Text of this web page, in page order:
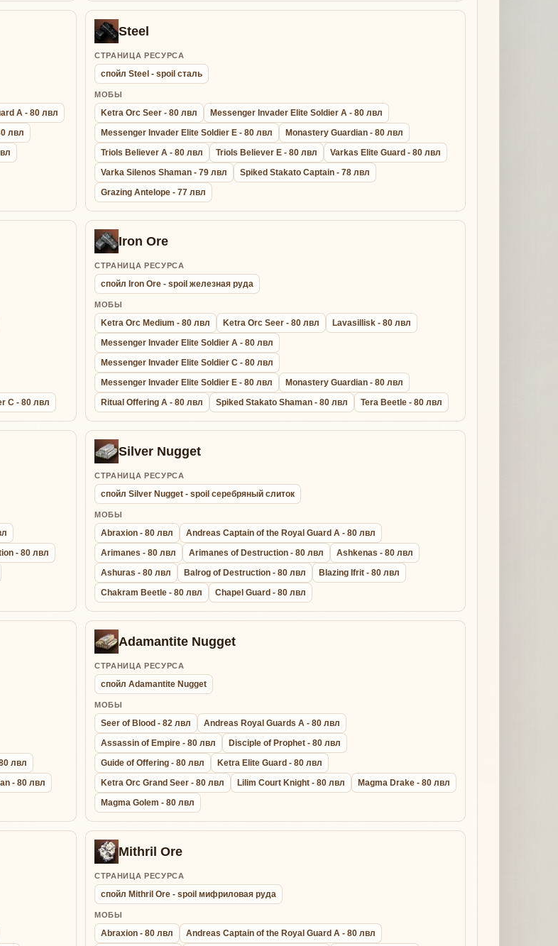
A - 80 лвл
лвл
Steel
СТРАНИЦА РЕСУРСА
спойл Steel - spoil сталь
МОБЫ
Ketra Orc Seer - 80 лвл
Messenger Invader Elite Soldier A - 80 лвл
Messenger Invader Elite Soldier E - 80 лвл
Monastery Guardian - 80 лвл
Triols Believer A - 80 лвл
Triols Believer E - 80 лвл
Varkas Elite Guard - 80 лвл
Varka Silenos Shaman - 79 лвл
Spiked Stakato Captain - 78 лвл
Grazing Antelope - 77 лвл
C - 80 лвл
Iron Ore
СТРАНИЦА РЕСУРСА
спойл Iron Ore - spoil железная руда
МОБЫ
Ketra Orc Medium - 80 лвл Ketra Orc Seer - 80 лвл
Lavasillisk - 80 лвл
Messenger Invader Elite Soldier A - 80 лвл
Messenger Invader Elite Soldier C - 80 лвл
Messenger Invader Elite Soldier E - 80 лвл
Monastery Guardian - 80 лвл
Ritual Offering A - 80 лвл
Spiked Stakato Shaman - 80 лвл Tera Beetle - 80 лвл
- 80 лвл
Silver Nugget
СТРАНИЦА РЕСУРСА
спойл Silver Nugget - spoil серебряный слиток
МОБЫ
Abraxion - 80 лвл
Andreas Captain of the Royal Guard A - 80 лвл
Arimanes - 80 лвл
Arimanes of Destruction - 80 лвл
Ashkenas - 80 лвл
Ashuras - 80 лвл
Balrog of Destruction - 80 лвл
Blazing Ifrit - 80 лвл
Chakram Beetle - 80 лвл
Chapel Guard - 80 лвл
лвл
- 80 лвл
Adamantite Nugget
СТРАНИЦА РЕСУРСА
спойл Adamantite Nugget
МОБЫ
Seer of Blood - 82 лвл
Andreas Royal Guards A - 80 лвл
Assassin of Empire - 80 лвл
Disciple of Prophet - 80 лвл
Guide of Offering - 80 лвл
Ketra Elite Guard - 80 лвл
Ketra Orc Grand Seer - 80 лвл
Lilim Court Knight - 80 лвл
Magma Drake - 80 лвл
Magma Golem - 80 лвл
Mithril Ore
СТРАНИЦА РЕСУРСА
спойл Mithril Ore - spoil мифриловая руда
МОБЫ
Abraxion - 80 лвл Andreas Captain of the Royal Guard A - 80 лвл